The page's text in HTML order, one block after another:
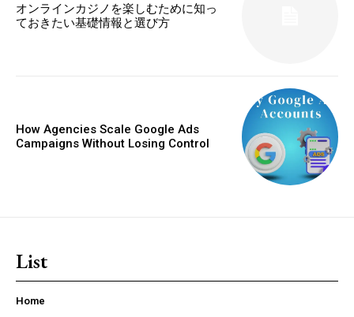
オンラインカジノを楽しむために知っ
ておきたい基礎情報と選び方
How Agencies Scale Google Ads
Campaigns Without Losing Control
List
Home